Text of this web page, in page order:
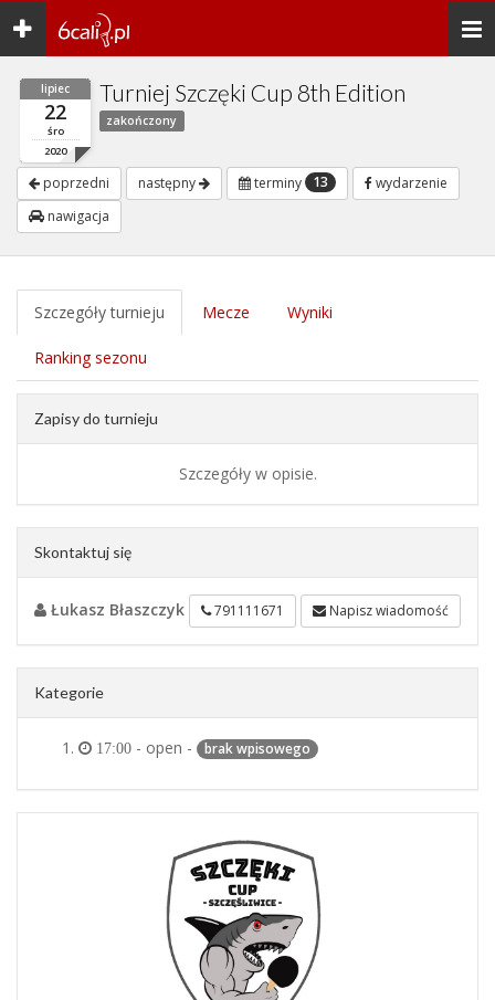
Toggle
navigation
lipiec
22
śro
2020
Turniej Szczęki Cup 8th Edition
zakończony
poprzedni następny terminy 13
wydarzenie
nawigacja
Szczegóły turnieju Mecze Wyniki
Ranking sezonu
Zapisy do turnieju
Szczegóły w opisie.
Skontaktuj się
Łukasz Błaszczyk 791111671 Napisz wiadomość
Kategorie
17:00 - open - brak wpisowego